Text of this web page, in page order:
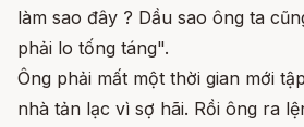
làm sao đây ? Dầu sao ông ta
phải lo tống táng".
Ông phải mất một thời gian mới
nhà tản lạc vì sợ hãi. Rồi ông ra